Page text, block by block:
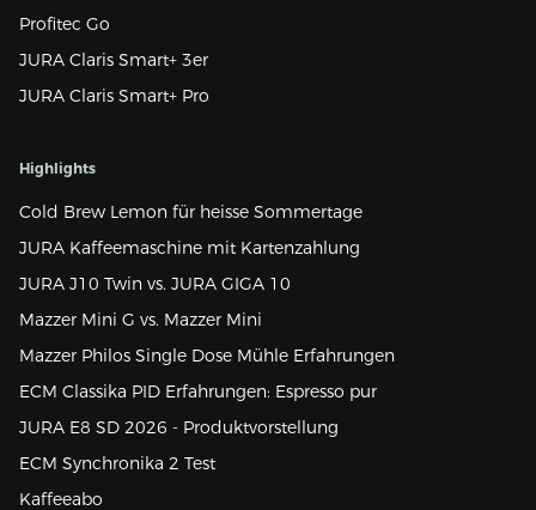
Profitec Go
JURA Claris Smart+ 3er
JURA Claris Smart+ Pro
Highlights
Cold Brew Lemon für heisse Sommertage
JURA Kaffeemaschine mit Kartenzahlung
JURA J10 Twin vs. JURA GIGA 10
Mazzer Mini G vs. Mazzer Mini
Mazzer Philos Single Dose Mühle Erfahrungen
ECM Classika PID Erfahrungen: Espresso pur
JURA E8 SD 2026 - Produktvorstellung
ECM Synchronika 2 Test
Kaffeeabo